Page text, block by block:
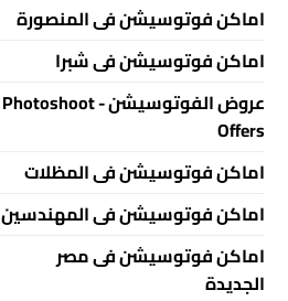
اماكن فوتوسيشن فى المنصورة
اماكن فوتوسيشن فى شبرا
عروض الفوتوسيشن - Photoshoot
Offers
اماكن فوتوسيشن فى المظلات
اماكن فوتوسيشن فى المهندسين
اماكن فوتوسيشن فى مصر
الجديدة